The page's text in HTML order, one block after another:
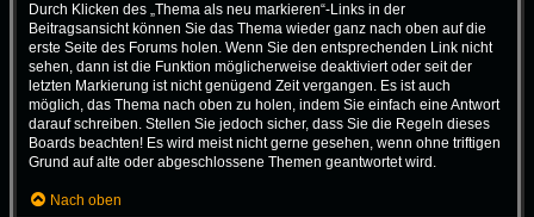
Durch Klicken des „Thema als neu markieren“-Links in der
Beitragsansicht können Sie das Thema wieder ganz nach oben auf die
erste Seite des Forums holen. Wenn Sie den entsprechenden Link nicht
sehen, dann ist die Funktion möglicherweise deaktiviert oder seit der
letzten Markierung ist nicht genügend Zeit vergangen. Es ist auch
möglich, das Thema nach oben zu holen, indem Sie einfach eine Antwort
darauf schreiben. Stellen Sie jedoch sicher, dass Sie die Regeln dieses
Boards beachten! Es wird meist nicht gerne gesehen, wenn ohne triftigen
Grund auf alte oder abgeschlossene Themen geantwortet wird.
Nach oben